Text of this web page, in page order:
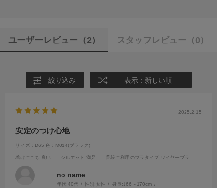
ユーザーレビュー （2） スタッフレビュー （0）
絞り込み 表示：新しい順
2025.2.15
安定のつけ心地
サイズ：D65 色：M014(ブラック)
着けごこち:良い シルエット :満足 普段ご利用のブラタイプ :ワイヤーブラ
no name
年代:40代 性別:女性 身長:166～170cm